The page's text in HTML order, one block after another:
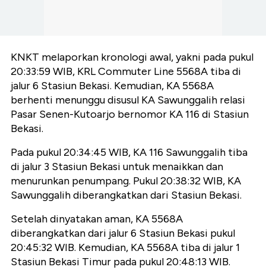
KNKT melaporkan kronologi awal, yakni pada pukul
20:33:59 WIB, KRL Commuter Line 5568A tiba di
jalur 6 Stasiun Bekasi. Kemudian, KA 5568A
berhenti menunggu disusul KA Sawunggalih relasi
Pasar Senen-Kutoarjo bernomor KA 116 di Stasiun
Bekasi.
Pada pukul 20:34:45 WIB, KA 116 Sawunggalih tiba
di jalur 3 Stasiun Bekasi untuk menaikkan dan
menurunkan penumpang. Pukul 20:38:32 WIB, KA
Sawunggalih diberangkatkan dari Stasiun Bekasi.
Setelah dinyatakan aman, KA 5568A
diberangkatkan dari jalur 6 Stasiun Bekasi pukul
20:45:32 WIB. Kemudian, KA 5568A tiba di jalur 1
Stasiun Bekasi Timur pada pukul 20:48:13 WIB.